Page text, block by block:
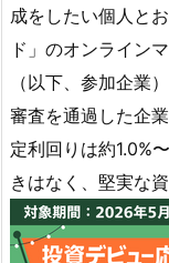
成をしたい個人と
ド」のオンライン
（以下、参加企業
審査を通過した企
定利回りは約1.0%
きはなく、堅実な